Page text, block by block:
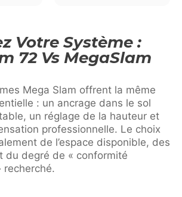
Votre Système :
72 Vs MegaSlam
Mega Slam offrent la même
: un ancrage dans le sol
un réglage de la hauteur et
professionnelle. Le choix
de l’espace disponible, des
du degré de « conformité
recherché.